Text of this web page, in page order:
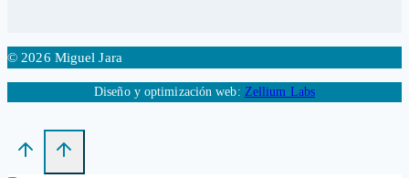
© 2026 Miguel Jara
Diseño y optimización web: Zellium Labs